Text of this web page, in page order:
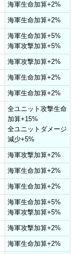
海軍生命加算+2%
海軍生命加算+2%
海軍生命加算+5%
海軍攻撃加算+5%
海軍攻撃加算+2%
海軍生命加算+2%
海軍生命加算+2%
全ユニット攻撃生命
加算+15%
全ユニットダメージ
減少+5%
海軍攻撃加算+2%
海軍生命加算+2%
海軍生命加算+2%
海軍生命加算+5%
海軍攻撃加算+5%
海軍攻撃加算+2%
海軍生命加算+2%